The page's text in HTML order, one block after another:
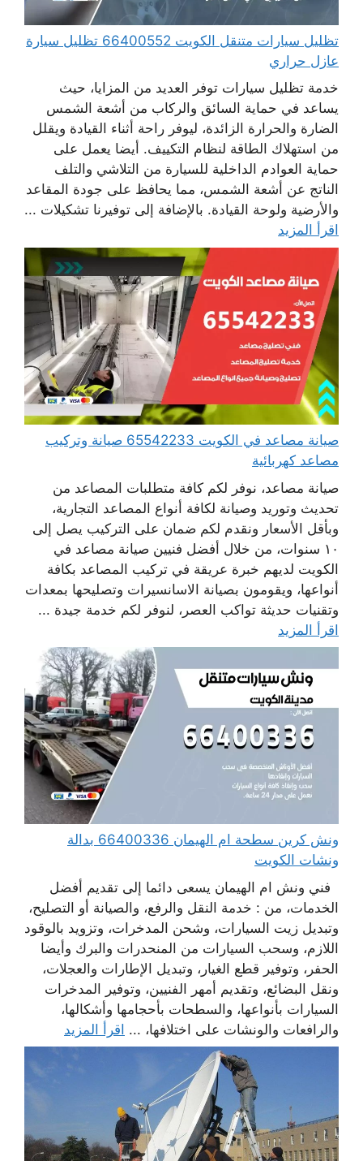
تظليل سيارات متنقل الكويت 66400552 تظليل سيارة
عازل حراري
خدمة تظليل سيارات توفر العديد من المزايا، حيث
يساعد في حماية السائق والركاب من أشعة الشمس
الضارة والحرارة الزائدة، ليوفر راحة أثناء القيادة ويقلل
من استهلاك الطاقة لنظام التكييف. أيضا يعمل على
حماية العوادم الداخلية للسيارة من التلاشي والتلف
الناتج عن أشعة الشمس، مما يحافظ على جودة المقاعد
والأرضية ولوحة القيادة. بالإضافة إلى توفيرنا تشكيلات ...
اقرأ المزيد
صيانة مصاعد في الكويت 65542233 صيانة وتركيب
مصاعد كهربائية
صيانة مصاعد، نوفر لكم كافة متطلبات المصاعد من
تحديث وتوريد وصيانة لكافة أنواع المصاعد التجارية،
وبأقل الأسعار ونقدم لكم ضمان على التركيب يصل إلى
١٠ سنوات، من خلال أفضل فنيين صيانة مصاعد في
الكويت لديهم خبرة عريقة في تركيب المصاعد بكافة
أنواعها، ويقومون بصيانة الاسانسيرات وتصليحها بمعدات
وتقنيات حديثة تواكب العصر، لنوفر لكم خدمة جيدة ...
اقرأ المزيد
ونش كرين سطحة ام الهيمان 66400336 بدالة
ونشات الكويت
فني ونش ام الهيمان يسعى دائما إلى تقديم أفضل
الخدمات، من : خدمة النقل والرفع، والصيانة أو التصليح،
وتبديل زيت السيارات، وشحن المدخرات، وتزويد بالوقود
اللازم، وسحب السيارات من المنحدرات والبرك وأيضا
الحفر، وتوفير قطع الغيار، وتبديل الإطارات والعجلات،
ونقل البضائع، وتقديم أمهر الفنيين، وتوفير المدخرات
السيارات بأنواعها، والسطحات بأحجامها وأشكالها،
والرافعات والونشات على اختلافها، ... اقرأ المزيد